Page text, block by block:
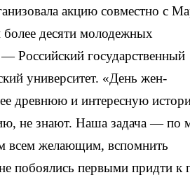
акцию совместно с
десяти молодежных
— Российский государственный
университет. «День жен-
древнюю и интересную
не знают. Наша задача — по
всем желающим, вспомнить
побоялись первыми придти к